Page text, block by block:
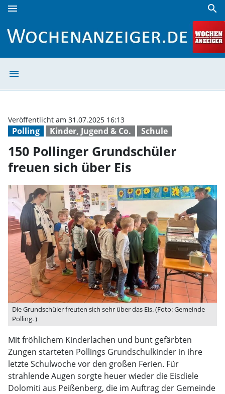
menu search
menu
Polling Kinder, Jugend & Co. Schule
Veröffentlicht am 31.07.2025 16:13
150 Pollinger Grundschüler
freuen sich über Eis
Die Grundschüler freuten sich sehr über das Eis. (Foto: Gemeinde
Polling. )
Mit fröhlichem Kinderlachen und bunt gefärbten
Zungen starteten Pollings Grundschulkinder in ihre
letzte Schulwoche vor den großen Ferien. Für
strahlende Augen sorgte heuer wieder die Eisdiele
Dolomiti aus Peißenberg, die im Auftrag der Gemeinde